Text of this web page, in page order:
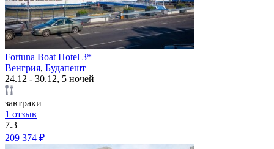
Fortuna Boat Hotel 3*
Венгрия, Будапешт
24.12 - 30.12, 5 ночей
завтраки
1 отзыв
7.3
209 374 ₽